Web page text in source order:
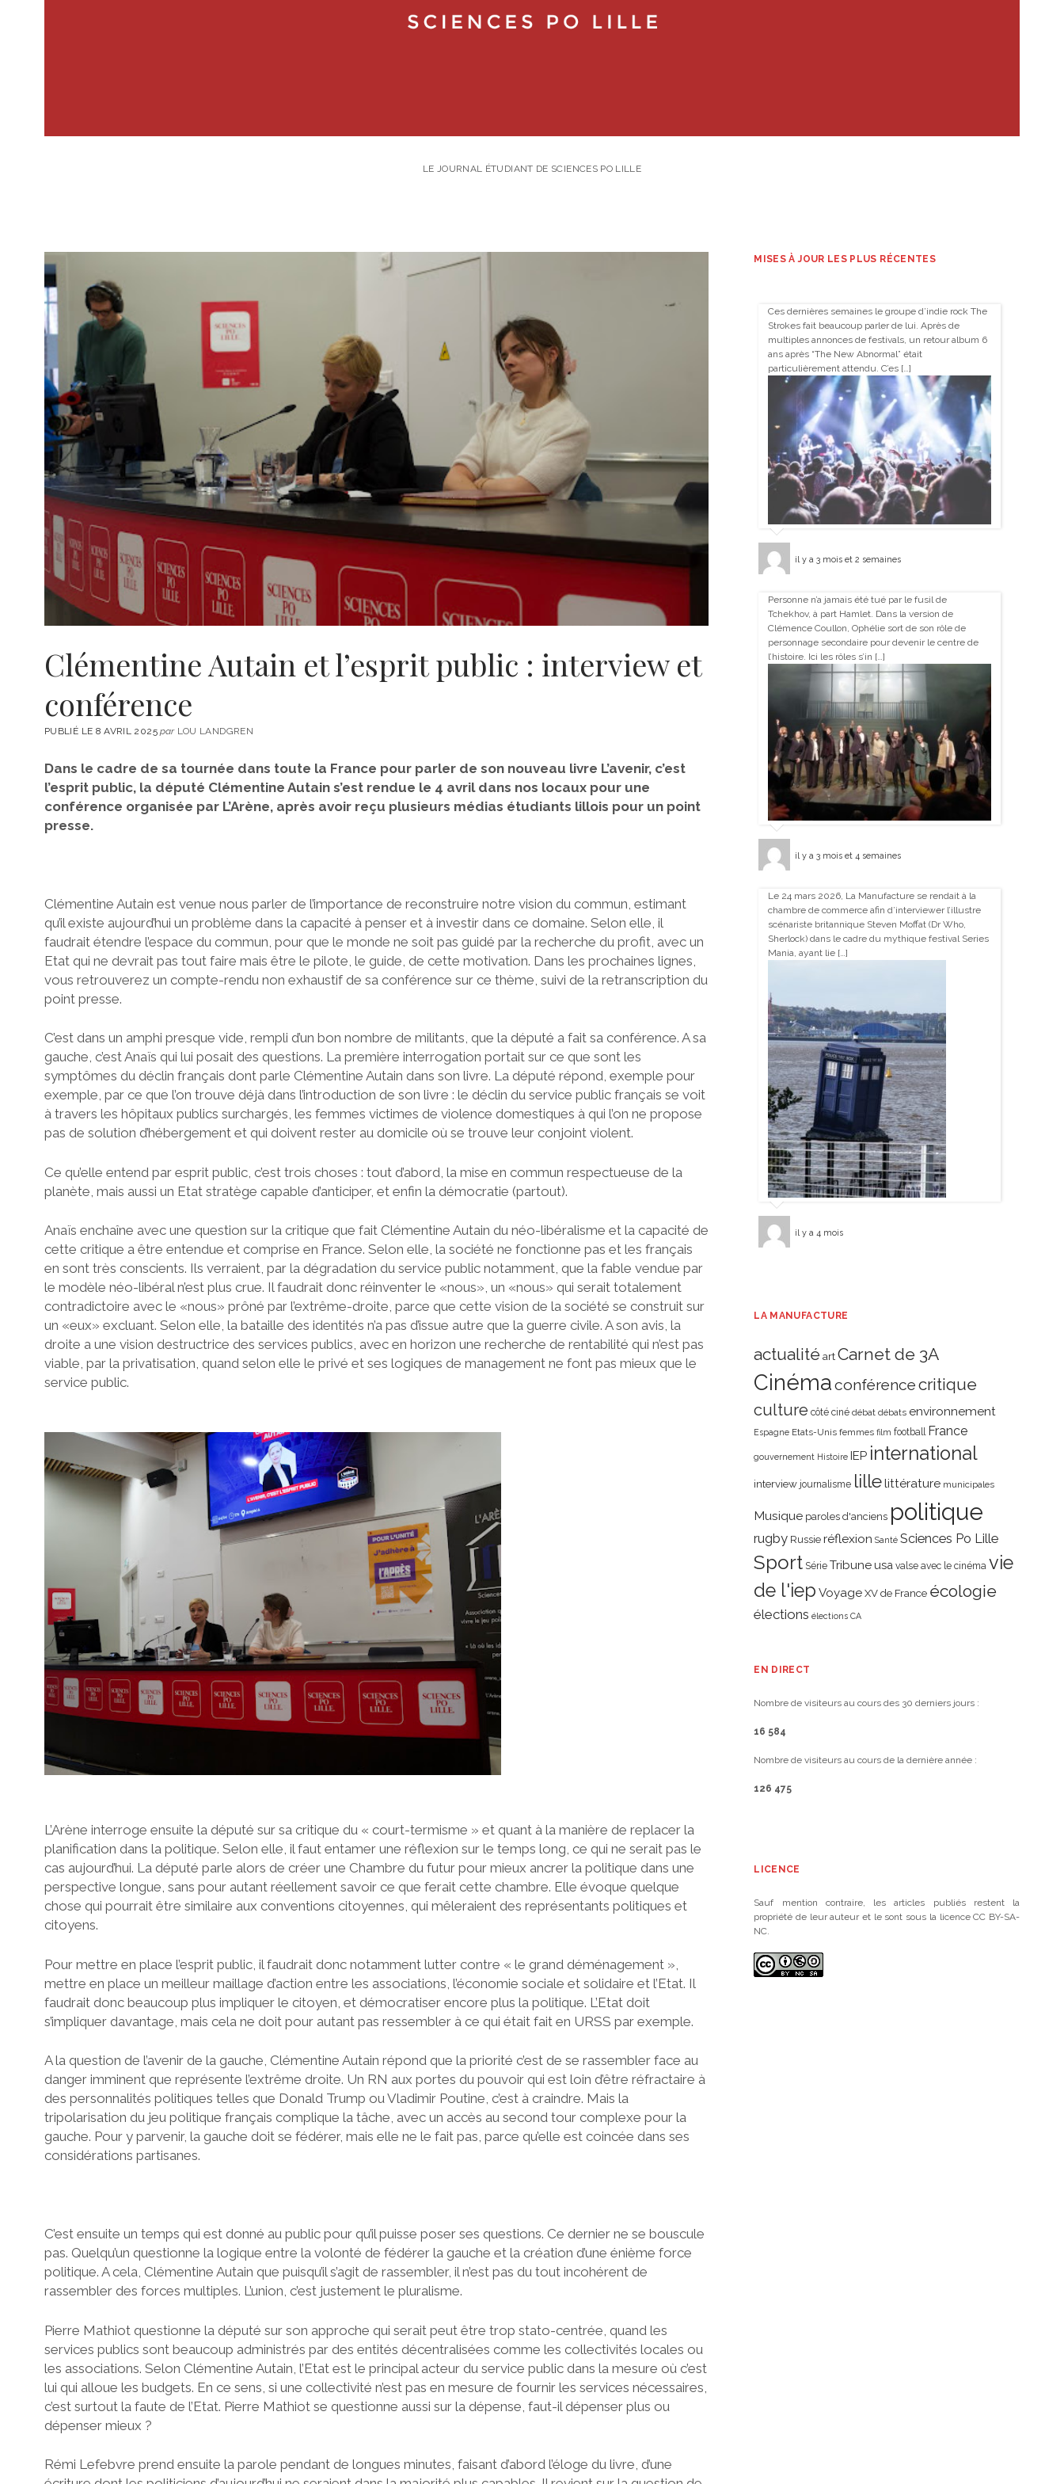
LE JOURNAL ÉTUDIANT DE SCIENCES PO LILLE
Clémentine Autain et l’esprit public : interview et
conférence
PUBLIÉ LE 8 AVRIL 2025parLOU LANDGREN
Dans le cadre de sa tournée dans toute la France pour parler de son nouveau livre L’avenir, c’est
l’esprit public, la député Clémentine Autain s’est rendue le 4 avril dans nos locaux pour une
conférence organisée par L’Arène, après avoir reçu plusieurs médias étudiants lillois pour un point
presse.
Clémentine Autain est venue nous parler de l’importance de reconstruire notre vision du commun, estimant
qu’il existe aujourd’hui un problème dans la capacité à penser et à investir dans ce domaine. Selon elle, il
faudrait étendre l’espace du commun, pour que le monde ne soit pas guidé par la recherche du profit, avec un
Etat qui ne devrait pas tout faire mais être le pilote, le guide, de cette motivation. Dans les prochaines lignes,
vous retrouverez un compte-rendu non exhaustif de sa conférence sur ce thème, suivi de la retranscription du
point presse.
C’est dans un amphi presque vide, rempli d’un bon nombre de militants, que la député a fait sa conférence. A sa
gauche, c’est Anaïs qui lui posait des questions. La première interrogation portait sur ce que sont les
symptômes du déclin français dont parle Clémentine Autain dans son livre. La député répond, exemple pour
exemple, par ce que l’on trouve déjà dans l’introduction de son livre : le déclin du service public français se voit
à travers les hôpitaux publics surchargés, les femmes victimes de violence domestiques à qui l’on ne propose
pas de solution d’hébergement et qui doivent rester au domicile où se trouve leur conjoint violent.
Ce qu’elle entend par esprit public, c’est trois choses : tout d’abord, la mise en commun respectueuse de la
planète, mais aussi un Etat stratège capable d’anticiper, et enfin la démocratie (partout).
Anaïs enchaîne avec une question sur la critique que fait Clémentine Autain du néo-libéralisme et la capacité de
cette critique a être entendue et comprise en France. Selon elle, la société ne fonctionne pas et les français
en sont très conscients. Ils verraient, par la dégradation du service public notamment, que la fable vendue par
le modèle néo-libéral n’est plus crue. Il faudrait donc réinventer le «nous», un «nous» qui serait totalement
contradictoire avec le «nous» prôné par l’extrême-droite, parce que cette vision de la société se construit sur
un «eux» excluant. Selon elle, la bataille des identités n’a pas d’issue autre que la guerre civile. A son avis, la
droite a une vision destructrice des services publics, avec en horizon une recherche de rentabilité qui n’est pas
viable, par la privatisation, quand selon elle le privé et ses logiques de management ne font pas mieux que le
service public.
L’Arène interroge ensuite la député sur sa critique du « court-termisme » et quant à la manière de replacer la
planification dans la politique. Selon elle, il faut entamer une réflexion sur le temps long, ce qui ne serait pas le
cas aujourd’hui. La député parle alors de créer une Chambre du futur pour mieux ancrer la politique dans une
perspective longue, sans pour autant réellement savoir ce que ferait cette chambre. Elle évoque quelque
chose qui pourrait être similaire aux conventions citoyennes, qui mêleraient des représentants politiques et
citoyens.
Pour mettre en place l’esprit public, il faudrait donc notamment lutter contre « le grand déménagement »,
mettre en place un meilleur maillage d’action entre les associations, l’économie sociale et solidaire et l’Etat. Il
faudrait donc beaucoup plus impliquer le citoyen, et démocratiser encore plus la politique. L’Etat doit
s’impliquer davantage, mais cela ne doit pour autant pas ressembler à ce qui était fait en URSS par exemple.
A la question de l’avenir de la gauche, Clémentine Autain répond que la priorité c’est de se rassembler face au
danger imminent que représente l’extrême droite. Un RN aux portes du pouvoir qui est loin d’être réfractaire à
des personnalités politiques telles que Donald Trump ou Vladimir Poutine, c’est à craindre. Mais la
tripolarisation du jeu politique français complique la tâche, avec un accès au second tour complexe pour la
gauche. Pour y parvenir, la gauche doit se fédérer, mais elle ne le fait pas, parce qu’elle est coincée dans ses
considérations partisanes.
C’est ensuite un temps qui est donné au public pour qu’il puisse poser ses questions. Ce dernier ne se bouscule
pas. Quelqu’un questionne la logique entre la volonté de fédérer la gauche et la création d’une énième force
politique. A cela, Clémentine Autain que puisqu’il s’agit de rassembler, il n’est pas du tout incohérent de
rassembler des forces multiples. L’union, c’est justement le pluralisme.
Pierre Mathiot questionne la député sur son approche qui serait peut être trop stato-centrée, quand les
services publics sont beaucoup administrés par des entités décentralisées comme les collectivités locales ou
les associations. Selon Clémentine Autain, l’Etat est le principal acteur du service public dans la mesure où c’est
lui qui alloue les budgets. En ce sens, si une collectivité n’est pas en mesure de fournir les services nécessaires,
c’est surtout la faute de l’Etat. Pierre Mathiot se questionne aussi sur la dépense, faut-il dépenser plus ou
dépenser mieux ?
Rémi Lefebvre prend ensuite la parole pendant de longues minutes, faisant d’abord l’éloge du livre, d’une
MISES À JOUR LES PLUS RÉCENTES
Ces dernières semaines le groupe d’indie rock The
Strokes fait beaucoup parler de lui. Après de
multiples annonces de festivals, un retour album 6
ans après “The New Abnormal” était
particulièrement attendu. C’es […]
il y a 3 mois et 2 semaines
Personne n’a jamais été tué par le fusil de
Tchekhov, à part Hamlet. Dans la version de
Clémence Coullon, Ophélie sort de son rôle de
personnage secondaire pour devenir le centre de
l’histoire. Ici les rôles s’in […]
il y a 3 mois et 4 semaines
Le 24 mars 2026, La Manufacture se rendait à la
chambre de commerce afin d’interviewer l’illustre
scénariste britannique Steven Moffat (Dr Who,
Sherlock) dans le cadre du mythique festival Series
Mania, ayant lie […]
il y a 4 mois
LA MANUFACTURE
actualité art Carnet de 3A
Cinémaconférencecritique
culture côté ciné débat débats environnement
Espagne Etats-Unis femmes film football France
gouvernement Histoire IEP international
interview journalisme lillelittérature municipales
Musique paroles d'anciens politique
rugby Russie réflexion Santé Sciences Po Lille
Sport Série Tribune usa valse avec le cinéma vie
de l'iep Voyage XV de France écologie
élections élections CA
EN DIRECT
Nombre de visiteurs au cours des 30 derniers jours :
16 584
Nombre de visiteurs au cours de la dernière année :
126 475
LICENCE
Sauf mention contraire, les articles publiés restent la
propriété de leur auteur et le sont sous la licence CC BY-SA-
NC.